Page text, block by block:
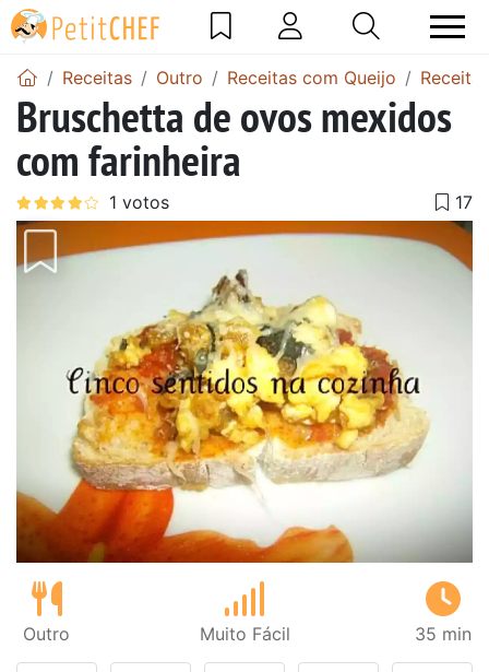
Receitas Outro Receitas com Queijo
Bruschetta de ovos mexidos
com farinheira
Outro Muito Fácil 35 min